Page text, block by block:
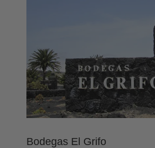
Bodegas El Grifo